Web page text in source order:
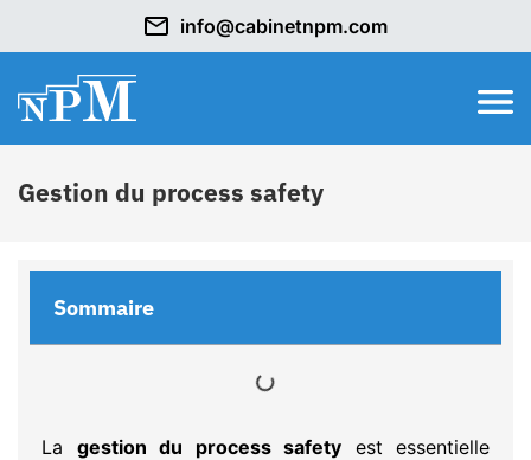
info@cabinetnpm.com
Gestion du process safety
Sommaire
La gestion du process safety est essentielle